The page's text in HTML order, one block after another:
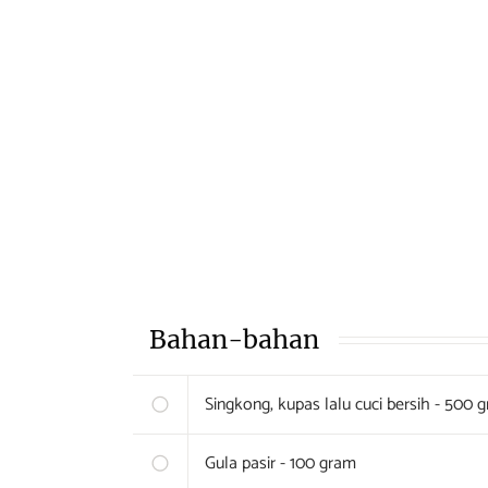
Bahan-bahan
Singkong, kupas lalu cuci bersih - 500
Gula pasir - 100 gram